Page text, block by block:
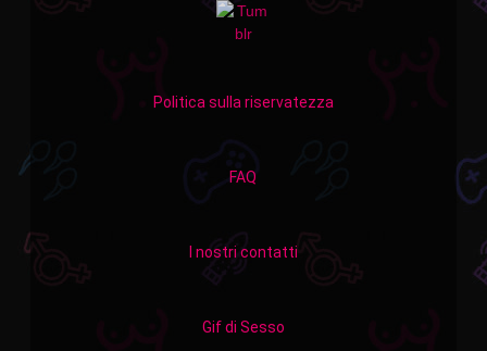
Politica sulla riservatezza
FAQ
I nostri contatti
Gif di Sesso